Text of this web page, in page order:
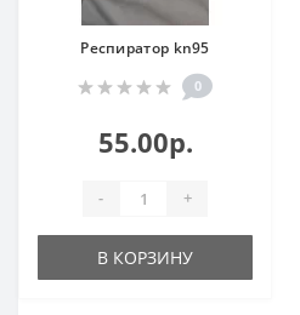
Респиратор kn95
0
55.00р.
- +
В КОРЗИНУ